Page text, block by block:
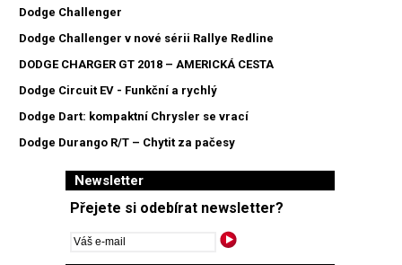
Dodge Challenger
Dodge Challenger v nové sérii Rallye Redline
DODGE CHARGER GT 2018 – AMERICKÁ CESTA
Dodge Circuit EV - Funkční a rychlý
Dodge Dart: kompaktní Chrysler se vrací
Dodge Durango R/T – Chytit za pačesy
Newsletter
Přejete si odebírat newsletter?